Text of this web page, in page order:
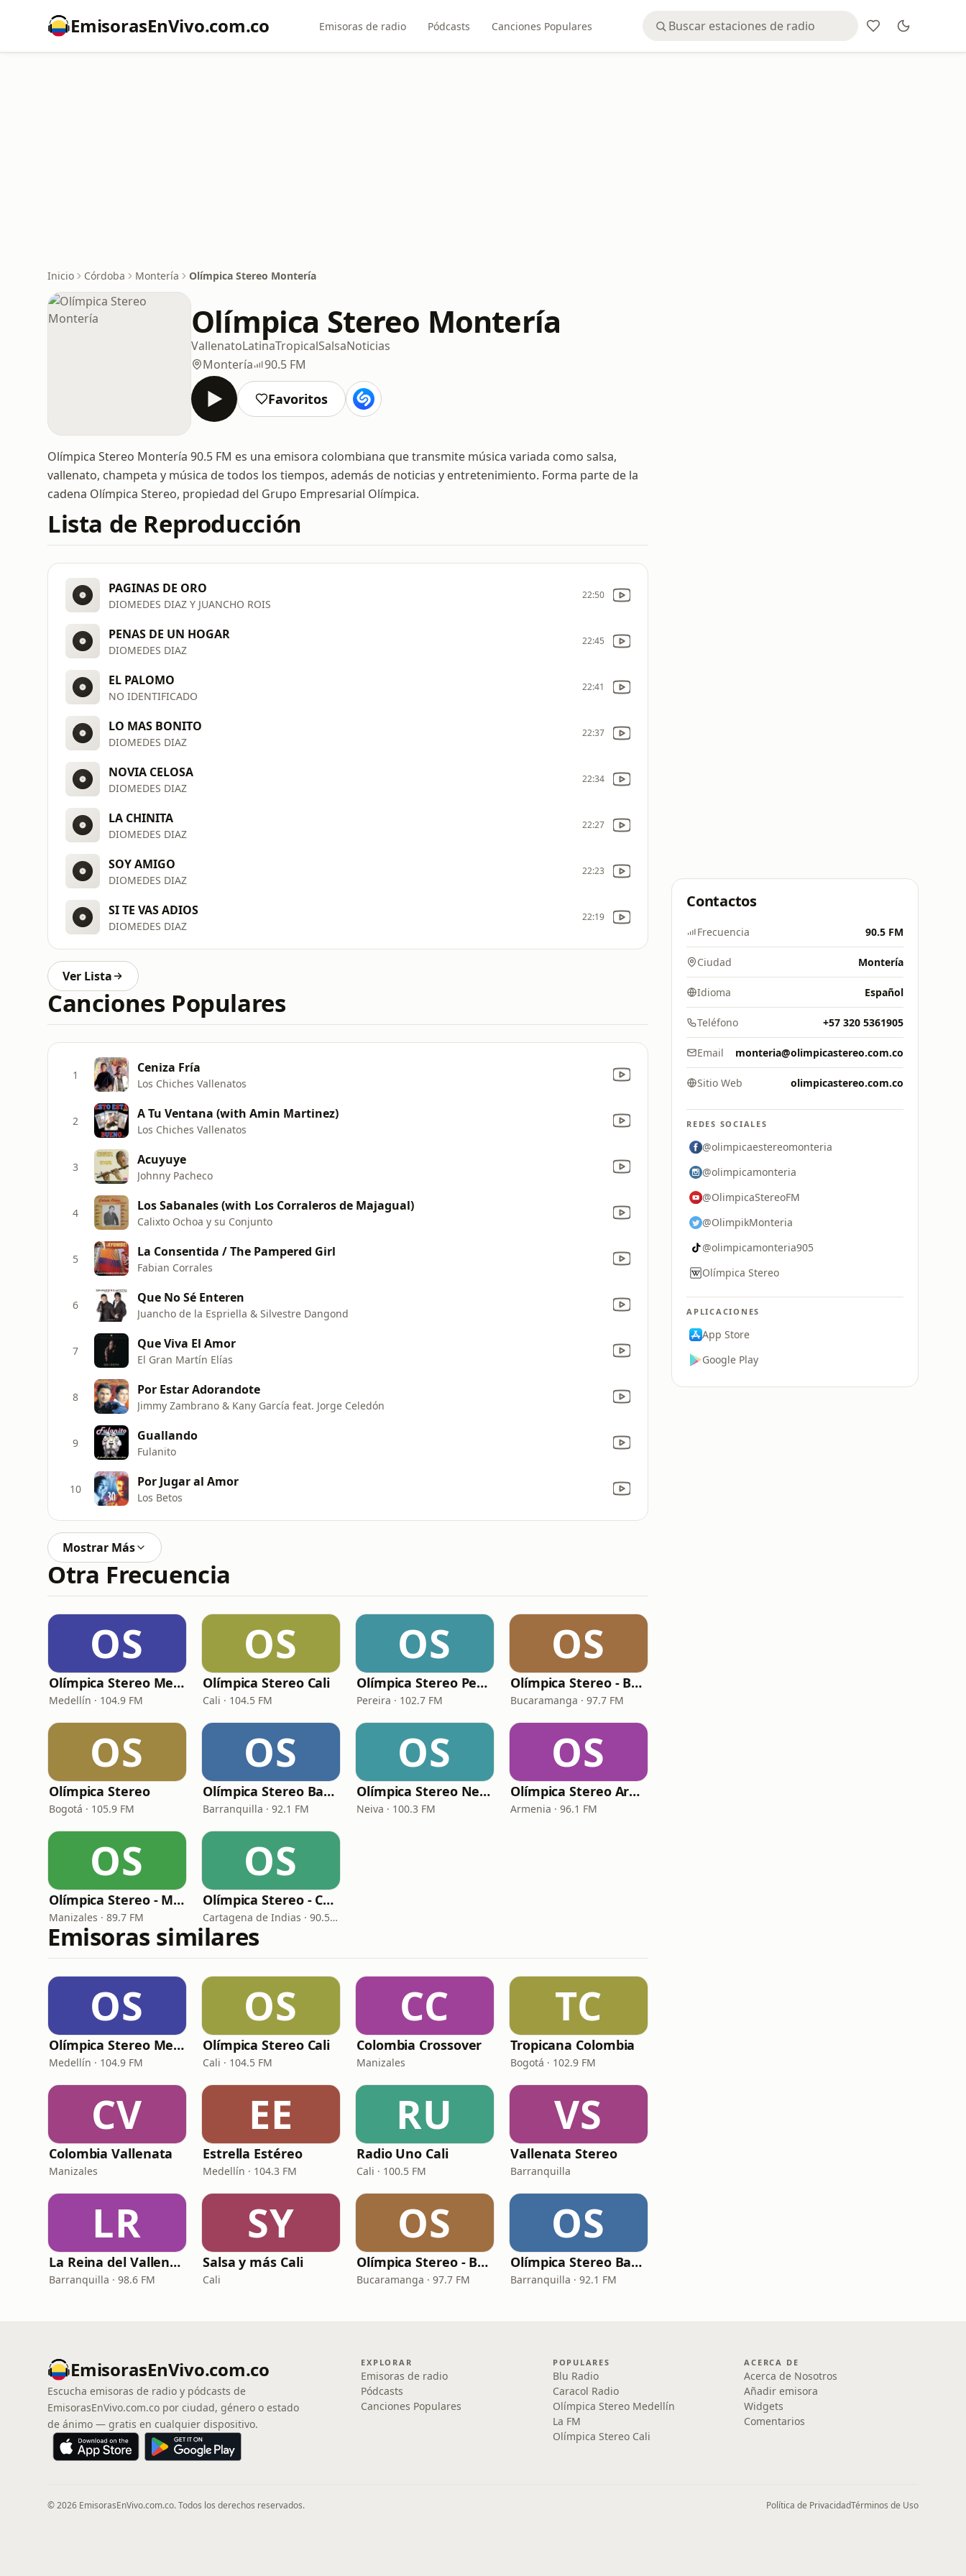
EmisorasEnVivo.com.co Emisoras de radio Pódcasts Canciones Populares
Inicio Córdoba Montería Olímpica Stereo Montería
Olímpica Stereo Montería
VallenatoLatinaTropicalSalsaNoticias
Montería
90.5 FM
Favoritos
Olímpica Stereo Montería 90.5 FM es una emisora colombiana que transmite música variada como salsa,
vallenato, champeta y música de todos los tiempos, además de noticias y entretenimiento. Forma parte de la
cadena Olímpica Stereo, propiedad del Grupo Empresarial Olímpica.
Lista de Reproducción
PAGINAS DE ORO
DIOMEDES DIAZ Y JUANCHO ROIS
22:50
PENAS DE UN HOGAR
DIOMEDES DIAZ
22:45
EL PALOMO
NO IDENTIFICADO
22:41
LO MAS BONITO
DIOMEDES DIAZ
22:37
NOVIA CELOSA
DIOMEDES DIAZ
22:34
LA CHINITA
DIOMEDES DIAZ
22:27
SOY AMIGO
DIOMEDES DIAZ
22:23
SI TE VAS ADIOS
DIOMEDES DIAZ
22:19
Ver Lista
Canciones Populares
1 Ceniza Fría
Los Chiches Vallenatos
2 A Tu Ventana (with Amin Martinez)
Los Chiches Vallenatos
3 Acuyuye
Johnny Pacheco
4 Los Sabanales (with Los Corraleros de Majagual)
Calixto Ochoa y su Conjunto
5 La Consentida / The Pampered Girl
Fabian Corrales
6 Que No Sé Enteren
Juancho de la Espriella & Silvestre Dangond
7 Que Viva El Amor
El Gran Martín Elías
8 Por Estar Adorandote
Jimmy Zambrano & Kany García feat. Jorge Celedón
9 Guallando
Fulanito
10 Por Jugar al Amor
Los Betos
Mostrar Más
Otra Frecuencia
OS
Olímpica Stereo Medellín
Medellín · 104.9 FM
OS
Olímpica Stereo Cali
Cali · 104.5 FM
OS
Olímpica Stereo Pereira
Pereira · 102.7 FM
OS
Olímpica Stereo - Bucaramanga
Bucaramanga · 97.7 FM
OS
Olímpica Stereo
Bogotá · 105.9 FM
OS
Olímpica Stereo Barranquilla
Barranquilla · 92.1 FM
OS
Olímpica Stereo Neiva
Neiva · 100.3 FM
OS
Olímpica Stereo Armenia
Armenia · 96.1 FM
OS
Olímpica Stereo - Manizales
Manizales · 89.7 FM
OS
Olímpica Stereo - Cartagena
Cartagena de Indias · 90.5 FM
Emisoras similares
OS
Olímpica Stereo Medellín
Medellín · 104.9 FM
OS
Olímpica Stereo Cali
Cali · 104.5 FM
CC
Colombia Crossover
Manizales
TC
Tropicana Colombia
Bogotá · 102.9 FM
CV
Colombia Vallenata
Manizales
EE
Estrella Estéreo
Medellín · 104.3 FM
RU
Radio Uno Cali
Cali · 100.5 FM
VS
Vallenata Stereo
Barranquilla
LR
La Reina del Vallenato
Barranquilla · 98.6 FM
SY
Salsa y más Cali
Cali
OS
Olímpica Stereo - Bucaramanga
Bucaramanga · 97.7 FM
OS
Olímpica Stereo Barranquilla
Barranquilla · 92.1 FM
Contactos
Frecuencia 90.5 FM
Ciudad Montería
Idioma Español
Teléfono +57 320 5361905
Email monteria@olimpicastereo.com.co
Sitio Web olimpicastereo.com.co
REDES SOCIALES
@olimpicaestereomonteria
@olimpicamonteria
@OlimpicaStereoFM
@OlimpikMonteria
@olimpicamonteria905
Olímpica Stereo
APLICACIONES
App Store
Google Play
EmisorasEnVivo.com.co
Escucha emisoras de radio y pódcasts de
EmisorasEnVivo.com.co por ciudad, género o estado
de ánimo — gratis en cualquier dispositivo.
EXPLORAR
Emisoras de radio
Pódcasts
Canciones Populares
POPULARES
Blu Radio
Caracol Radio
Olímpica Stereo Medellín
La FM
Olímpica Stereo Cali
ACERCA DE
Acerca de Nosotros
Añadir emisora
Widgets
Comentarios
© 2026 EmisorasEnVivo.com.co. Todos los derechos reservados. Política de PrivacidadTérminos de Uso